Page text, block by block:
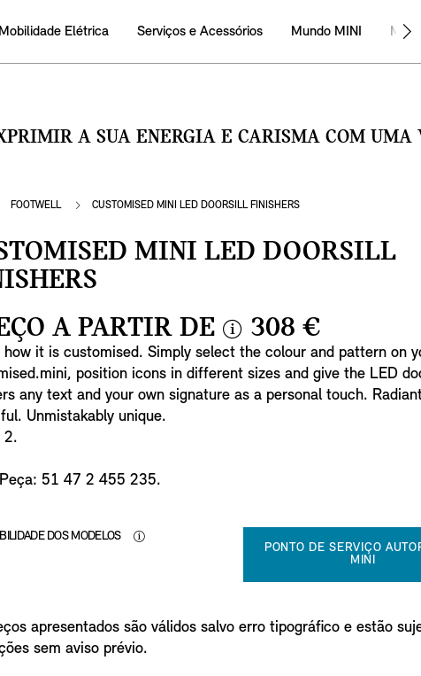
Mobilidade Elétrica Serviços e Acessórios Mundo MINI MINI
A SUA ENERGIA E CARISMA COM UMA
FOOTWELL CUSTOMISED MINI LED DOORSILL FINISHERS
MINI LED DOORSILL
A PARTIR DE
i
n
f
308 €
how it is customised. Simply select the colour and pattern on
position icons in different sizes and give the LED
any text and your own signature as a personal touch.
Unmistakably unique.
2.
Peça: 51 47 2 455 235.
DOS MODELOS
PONTO DE SERVIÇO
MINI
apresentados são válidos salvo erro tipográfico e estão
sem aviso prévio.